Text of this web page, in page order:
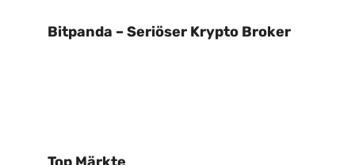
Bitpanda – Seriöser Krypto Broker